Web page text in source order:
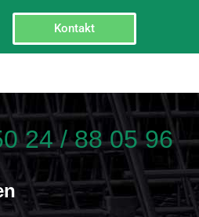
Kontakt
24 / 88 05 96